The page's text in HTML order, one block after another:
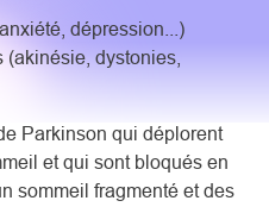
dépression...)
(akinésie, dystonies,
Parkinson qui déplorent
et qui sont bloqués en
sommeil fragmenté et des